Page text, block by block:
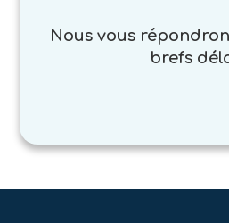
Nous vous
brefs